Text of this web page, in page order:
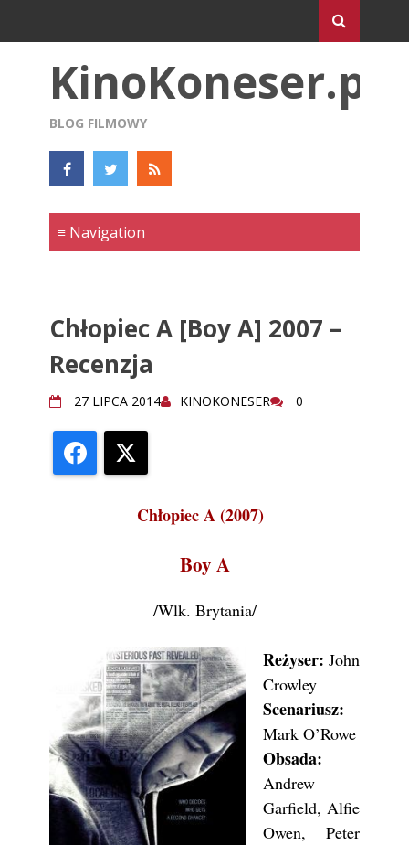
KinoKoneser.pl
BLOG FILMOWY
Chłopiec A [Boy A] 2007 –
Recenzja
27 LIPCA 2014 KINOKONESER 0
Facebook
Chłopiec A (2007)
Boy A
/Wlk. Brytania/
Reżyser: John
Crowley
Scenariusz:
Mark O’Rowe
Obsada:
Andrew
Garfield, Alfie
Owen, Peter